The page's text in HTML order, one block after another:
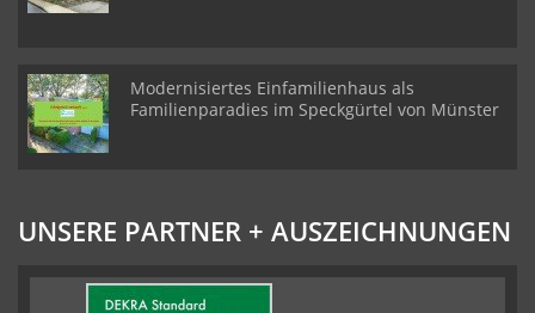
Modernisiertes Einfamilienhaus als
Familienparadies im Speckgürtel von Münster
UNSERE PARTNER + AUSZEICHNUNGEN